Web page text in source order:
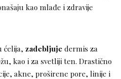
kao mlađe i zdravije
ćelija, zadebljuje dermis za
kao i za svetliji ten. Drastično
akne, proširene pore, linije i